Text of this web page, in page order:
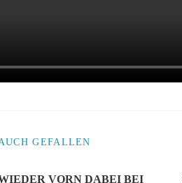
GEFALLEN
VORN DABEI BEI